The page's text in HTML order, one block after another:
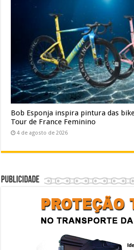
Bob Esponja inspira pintura das
Tour de France Feminino
4 de agosto de 2026
Publicidade